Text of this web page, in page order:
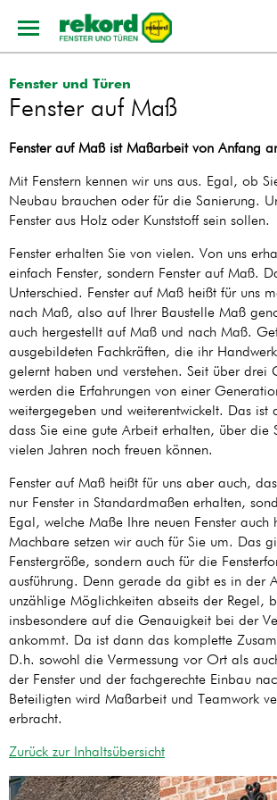
Fenster und Türen
Fenster auf Maß
Fenster auf Maß ist Maßarbeit von Anfang
Mit Fenstern kennen wir uns aus. Egal, ob
Neubau brauchen oder für die Sanierung.
Fenster aus Holz oder Kunststoff sein sollen.
Fenster erhalten Sie von vielen. Von uns
einfach Fenster, sondern Fenster auf Maß.
Unterschied. Fenster auf Maß heißt für uns
nach Maß, also auf Ihrer Baustelle Maß
auch hergestellt auf Maß und nach Maß.
ausgebildeten Fachkräften, die ihr
gelernt haben und verstehen. Seit über drei
werden die Erfahrungen von einer
weitergegeben und weiterentwickelt. Das ist
dass Sie eine gute Arbeit erhalten, über die
vielen Jahren noch freuen können.
Fenster auf Maß heißt für uns aber auch,
nur Fenster in Standardmaßen erhalten,
Egal, welche Maße Ihre neuen Fenster
Machbare setzen wir auch für Sie um. Das
Fenstergröße, sondern auch für die
ausführung. Denn gerade da gibt es in der
unzählige Möglichkeiten abseits der Regel,
insbesondere auf die Genauigkeit bei der
ankommt. Da ist dann das komplette
D.h. sowohl die Vermessung vor Ort als
der Fenster und der fachgerechte Einbau
Beteiligten wird Maßarbeit und Teamwork
erbracht.
Zurück zur Inhaltsübersicht